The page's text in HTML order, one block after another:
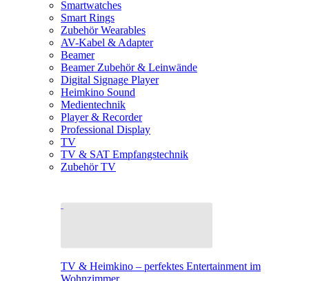
Smartwatches
Smart Rings
Zubehör Wearables
AV-Kabel & Adapter
Beamer
Beamer Zubehör & Leinwände
Digital Signage Player
Heimkino Sound
Medientechnik
Player & Recorder
Professional Display
TV
TV & SAT Empfangstechnik
Zubehör TV
TV & Heimkino – perfektes Entertainment im
Wohnzimmer